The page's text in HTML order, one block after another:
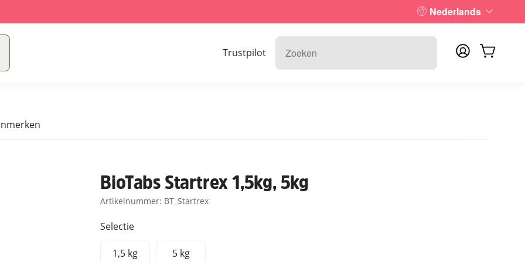
Nederlands
Trustpilot
BioTabs Startrex 1,5kg, 5kg
Artikelnummer: BT_Startrex
Selectie
1,5 kg
5 kg